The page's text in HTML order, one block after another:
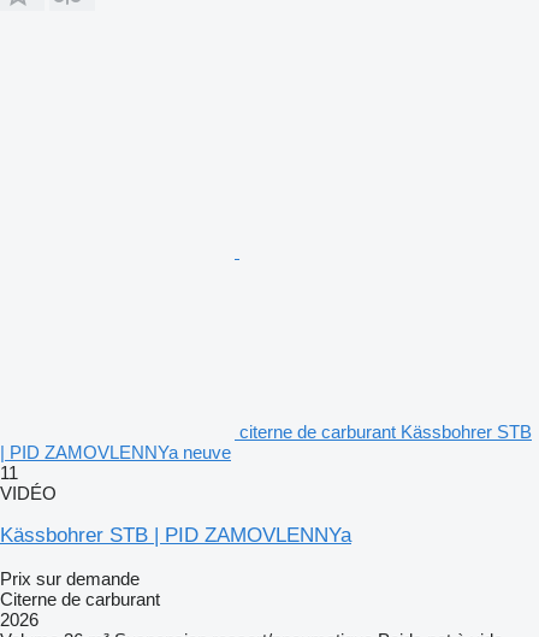
citerne de carburant Kässbohrer STB
| PID ZAMOVLENNYa neuve
11
VIDÉO
Kässbohrer STB | PID ZAMOVLENNYa
Prix sur demande
Citerne de carburant
2026